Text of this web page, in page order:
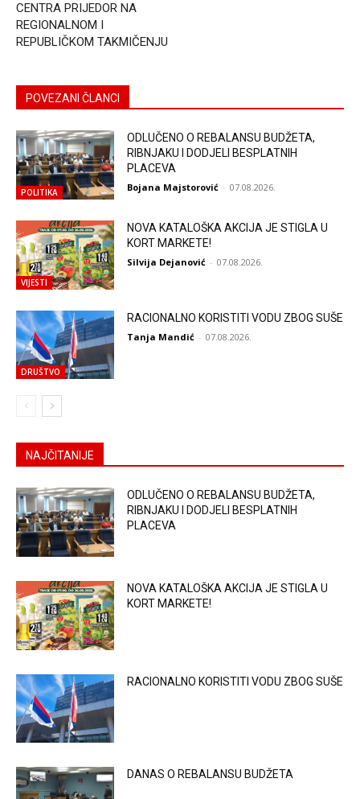
CENTRA PRIJEDOR NA
REGIONALNOM I
REPUBLIČKOM TAKMIČENJU
POVEZANI ČLANCI
POLITIKA
ODLUČENO O REBALANSU BUDŽETA,
RIBNJAKU I DODJELI BESPLATNIH
PLACEVA
Bojana Majstorović - 07.08.2026.
VIJESTI
NOVA KATALOŠKA AKCIJA JE STIGLA U
KORT MARKETE!
Silvija Dejanović - 07.08.2026.
DRUŠTVO
RACIONALNO KORISTITI VODU ZBOG SUŠE
Tanja Mandić - 07.08.2026.
NAJČITANIJE
ODLUČENO O REBALANSU BUDŽETA,
RIBNJAKU I DODJELI BESPLATNIH
PLACEVA
NOVA KATALOŠKA AKCIJA JE STIGLA U
KORT MARKETE!
RACIONALNO KORISTITI VODU ZBOG SUŠE
DANAS O REBALANSU BUDŽETA